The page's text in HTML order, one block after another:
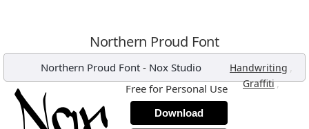
Northern Proud Font
Northern Proud Font - Nox Studio Handwriting ,
Graffiti,
Free for Personal Use
Download